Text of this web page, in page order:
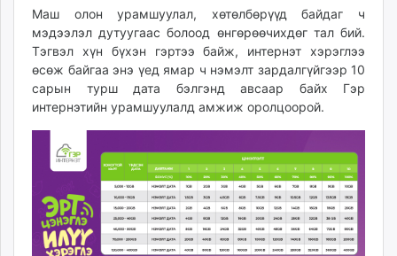
Маш олон урамшуулал, хөтөлбөрүүд байдаг ч
мэдээлэл дутуугаас болоод өнгөрөөчихдөг тал бий.
Тэгвэл хүн бүхэн гэртээ байж, интернэт хэрэглээ
өсөж байгаа энэ үед ямар ч нэмэлт зардалгүйгээр 10
сарын турш дата бэлгэнд авсаар байх Гэр
интернэтийн урамшуулалд амжиж оролцоорой.